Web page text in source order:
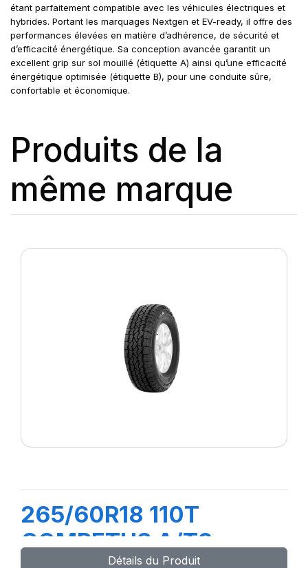
étant parfaitement compatible avec les véhicules électriques et
hybrides. Portant les marquages Nextgen et EV-ready, il offre des
performances élevées en matière d’adhérence, de sécurité et
d’efficacité énergétique. Sa conception avancée garantit un
excellent grip sur sol mouillé (étiquette A) ainsi qu’une efficacité
énergétique optimisée (étiquette B), pour une conduite sûre,
confortable et économique.
Produits de la
même marque
265/60R18 110T
COMPETUS A/T3
Détails du Produit